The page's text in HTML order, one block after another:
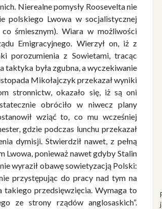
Nierealne pomysły Roosevelta nie
polskiego Lwowa w socjalistycznej
śmiesznym). Wiara w możliwości
Emigracyjnego. Wierzył on, iż z
porozumienia z Sowietami, tracąc
taktyka była zgubna, a wyczekiwanie
Mikołajczyk przekazał wyniki
stronnictw, okazało się, iż są oni
obróciło w niwecz plany
wziąć to, co mu wcześniej
gdzie podczas lunchu przekazał
dymisji. Stwierdził nawet, z pełną
Lwowa, ponieważ nawet gdyby Stalin
wyraził obawę sowietyzacją Polski:
przystępując do pracy nad tym na
przedsięwzięcia. Wymaga to
ze strony rządów anglosaskich”.